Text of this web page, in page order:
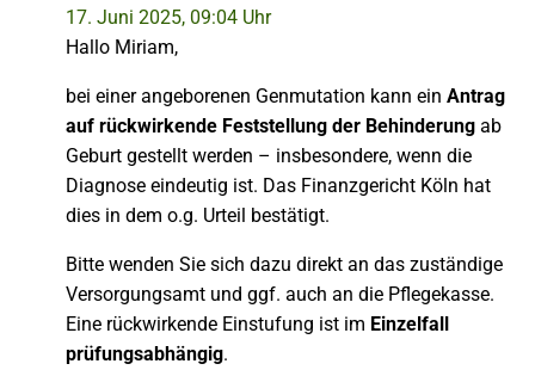
17. Juni 2025, 09:04 Uhr
Hallo Miriam,
bei einer angeborenen Genmutation kann ein Antrag
auf rückwirkende Feststellung der Behinderung ab
Geburt gestellt werden – insbesondere, wenn die
Diagnose eindeutig ist. Das Finanzgericht Köln hat
dies in dem o.g. Urteil bestätigt.
Bitte wenden Sie sich dazu direkt an das zuständige
Versorgungsamt und ggf. auch an die Pflegekasse.
Eine rückwirkende Einstufung ist im Einzelfall
prüfungsabhängig.